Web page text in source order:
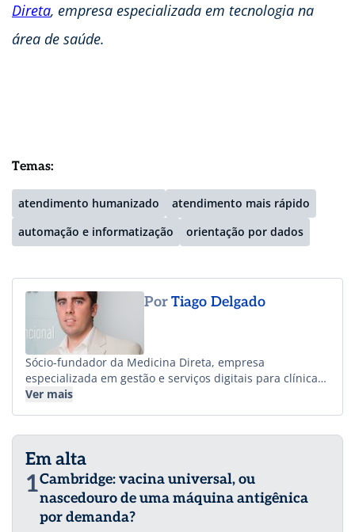
Direta, empresa especializada em tecnologia na
área de saúde.
Temas:
atendimento humanizado
atendimento mais rápido
automação e informatização
orientação por dados
PorTiago Delgado
Sócio-fundador da Medicina Direta, empresa
especializada em gestão e serviços digitais para clínicas
e consultórios. É formado em Comunicação Social pela
e Audi.
Ver mais
Em alta
1Cambridge: vacina universal, ou
nascedouro de uma máquina antigênica
por demanda?